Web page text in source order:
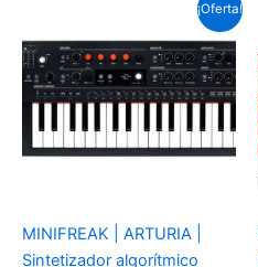
¡Oferta!
MINIFREAK | ARTURIA |
Sintetizador algorítmico
original
era:
Soles
S/.2,415.0.
actual
es:
Soles
S/.2,259.8.